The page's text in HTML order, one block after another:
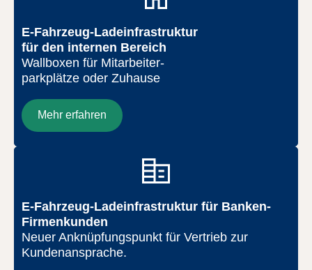
E-Fahrzeug-Ladeinfrastruktur
für den internen Bereich
Wallboxen für Mitarbeiter-
parkplätze oder Zuhause
Mehr erfahren
E-Fahrzeug-Ladeinfrastruktur für Banken-
Firmenkunden
Neuer Anknüpfungspunkt für Vertrieb zur
Kundenansprache.